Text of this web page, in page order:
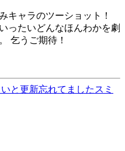
キャラのツーショット！
ったいどんなほんわかを劇
乞うご期待！
と更新忘れてましたスミ